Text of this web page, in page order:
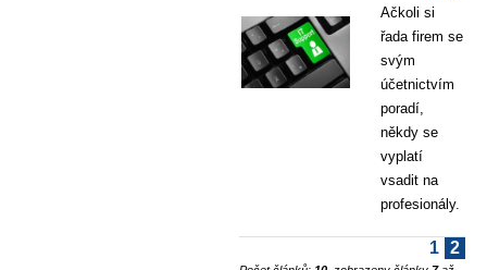
Ačkoli si
řada firem se
svým
účetnictvím
poradí,
někdy se
vyplatí
vsadit na
profesionály.
1 2